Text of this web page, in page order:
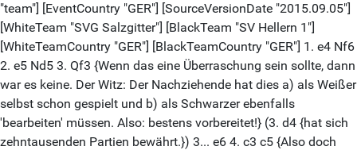
"team"] [EventCountry "GER"] [SourceVersionDate "2015.09.05"]
[WhiteTeam "SVG Salzgitter"] [BlackTeam "SV Hellern 1"]
[WhiteTeamCountry "GER"] [BlackTeamCountry "GER"] 1. e4 Nf6
2. e5 Nd5 3. Qf3 {Wenn das eine Überraschung sein sollte, dann
war es keine. Der Witz: Der Nachziehende hat dies a) als Weißer
selbst schon gespielt und b) als Schwarzer ebenfalls
'bearbeiten' müssen. Also: bestens vorbereitet!} (3. d4 {hat sich
zehntausenden Partien bewährt.}) 3... e6 4. c3 c5 {Also doch